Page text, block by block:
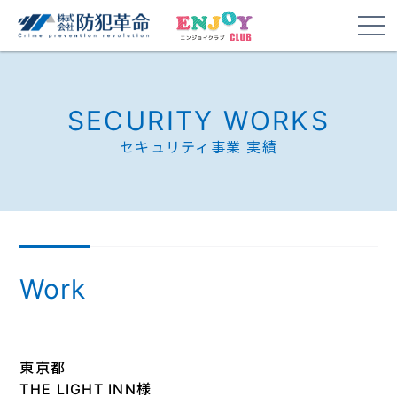
SECURITY WORKS
セキュリティ事業 実績
Work
東京都
THE LIGHT INN様